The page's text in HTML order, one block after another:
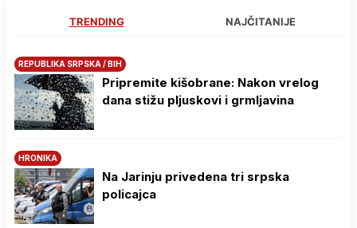
TRENDING NAJČITANIJE
REPUBLIKA SRPSKA / BIH
Pripremite kišobrane: Nakon vrelog
dana stižu pljuskovi i grmljavina
HRONIKA
Na Јarinju privedena tri srpska
policajca